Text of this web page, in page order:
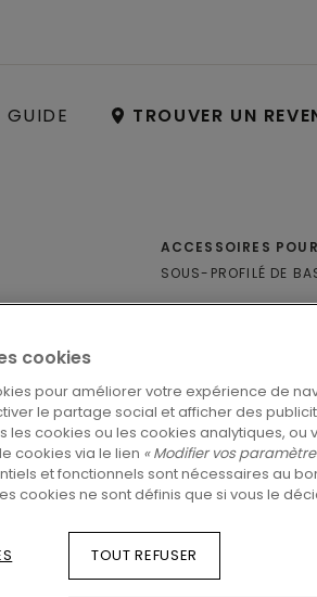
GUIDE TROUVER UN
SOUS-
ACCESSOIRES
SOUS-PROFILÉ DE
Profilés
cookies
pour améliorer votre expérience de
le partage social et afficher des
les cookies ou les cookies analytiques, ou
cookies via le lien « Modifier vos
et fonctionnels sont nécessaires au
cookies ne sont définis que si vous le
TOUT REFUSER